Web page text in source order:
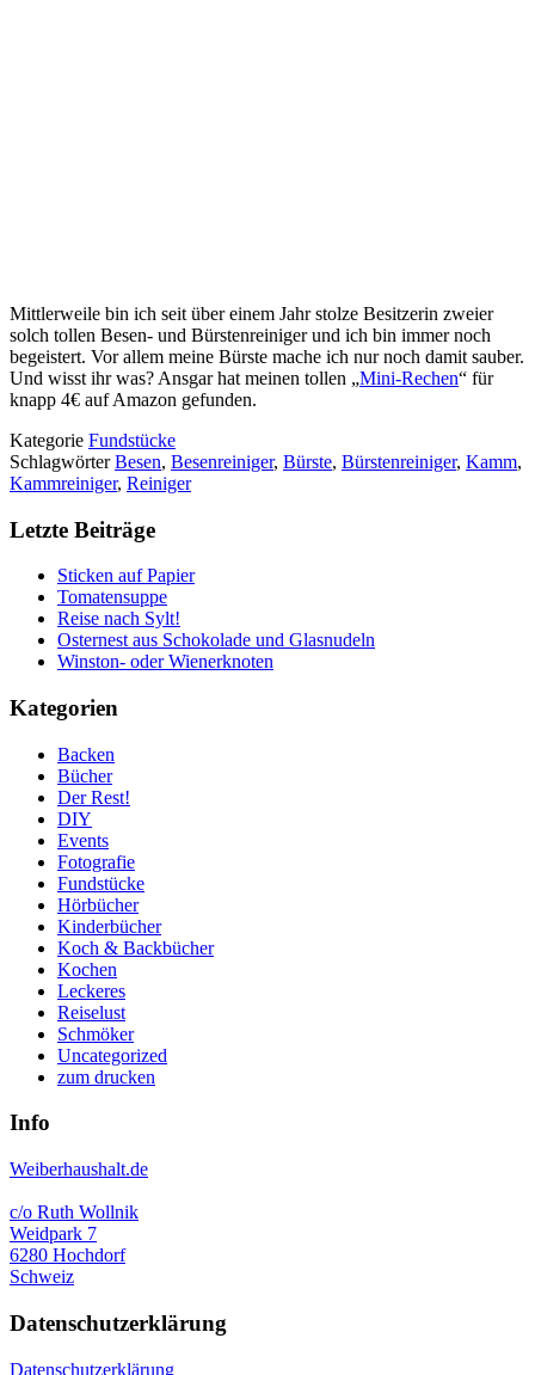
Mittlerweile bin ich seit über einem Jahr stolze Besitzerin zweier
solch tollen Besen- und Bürstenreiniger und ich bin immer noch
begeistert. Vor allem meine Bürste mache ich nur noch damit sauber.
Und wisst ihr was? Ansgar hat meinen tollen „Mini-Rechen“ für
knapp 4€ auf Amazon gefunden.
Kategorie Fundstücke
SchlagwörterBesen, Besenreiniger, Bürste, Bürstenreiniger, Kamm,
Kammreiniger, Reiniger
Letzte Beiträge
Sticken auf Papier
Tomatensuppe
Reise nach Sylt!
Osternest aus Schokolade und Glasnudeln
Winston- oder Wienerknoten
Kategorien
Backen
Bücher
Der Rest!
DIY
Events
Fotografie
Fundstücke
Hörbücher
Kinderbücher
Koch & Backbücher
Kochen
Leckeres
Reiselust
Schmöker
Uncategorized
zum drucken
Info
Weiberhaushalt.de
c/o Ruth Wollnik
Weidpark 7
6280 Hochdorf
Schweiz
Datenschutzerklärung
Datenschutzerklärung